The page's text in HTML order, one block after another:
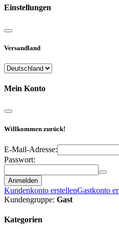
Einstellungen
Versandland
Mein Konto
Willkommen zurück!
E-Mail-Adresse:
Passwort:
Anmelden
Kundenkonto erstellenGastkonto
Kundengruppe: Gast
Kategorien